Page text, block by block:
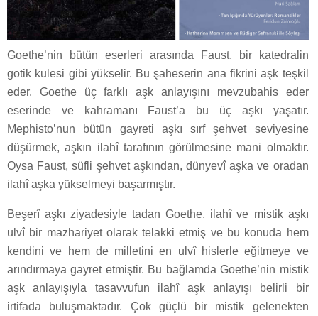
Goethe’nin bütün eserleri arasında Faust, bir katedralin
gotik kulesi gibi yükselir. Bu şaheserin ana fikrini aşk teşkil
eder. Goethe üç farklı aşk anlayışını mevzubahis eder
eserinde ve kahramanı Faust’a bu üç aşkı yaşatır.
Mephisto’nun bütün gayreti aşkı sırf şehvet seviyesine
düşürmek, aşkın ilahî tarafının görülmesine mani olmaktır.
Oysa Faust, süfli şehvet aşkından, dünyevî aşka ve oradan
ilahî aşka yükselmeyi başarmıştır.
Beşerî aşkı ziyadesiyle tadan Goethe, ilahî ve mistik aşkı
ulvî bir mazhariyet olarak telakki etmiş ve bu konuda hem
kendini ve hem de milletini en ulvî hislerle eğitmeye ve
arındırmaya gayret etmiştir. Bu bağlamda Goethe’nin mistik
aşk anlayışıyla tasavvufun ilahî aşk anlayışı belirli bir
irtifada buluşmaktadır. Çok güçlü bir mistik gelenekten